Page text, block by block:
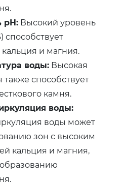
pH: Высокий уровень
способствует
и магния.
воды: Высокая
способствует
камня.
воды:
воды может
зон с высоким
кальция и магния,